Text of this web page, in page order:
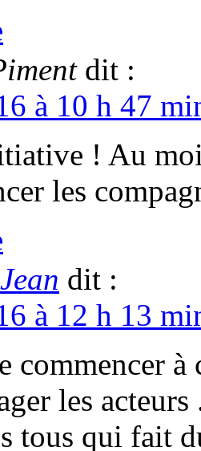
dit :
à 10 h 47
! Au
les
dit :
à 12 h 13
commencer à
les
tous qui fait